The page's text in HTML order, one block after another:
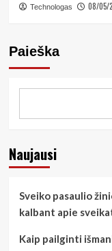
Technologas 08/05/
Paieška
Naujausi
Sveiko pasaulio
kalbant apie
Kaip pailginti